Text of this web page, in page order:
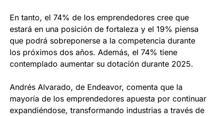
En tanto, el 74% de los emprendedores cree que
estará en una posición de fortaleza y el 19% piensa
que podrá sobreponerse a la competencia durante
los próximos dos años. Además, el 74% tiene
contemplado aumentar su dotación durante 2025.
Andrés Alvarado, de Endeavor, comenta que la
mayoría de los emprendedores apuesta por continuar
expandiéndose, transformando industrias a través de